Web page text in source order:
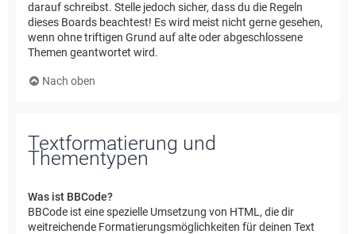
darauf schreibst. Stelle jedoch sicher, dass du die Regeln
dieses Boards beachtest! Es wird meist nicht gerne gesehen,
wenn ohne triftigen Grund auf alte oder abgeschlossene
Themen geantwortet wird.
Nach oben
Textformatierung und
Thementypen
Was ist BBCode?
BBCode ist eine spezielle Umsetzung von HTML, die dir
weitreichende Formatierungsmöglichkeiten für deinen Text